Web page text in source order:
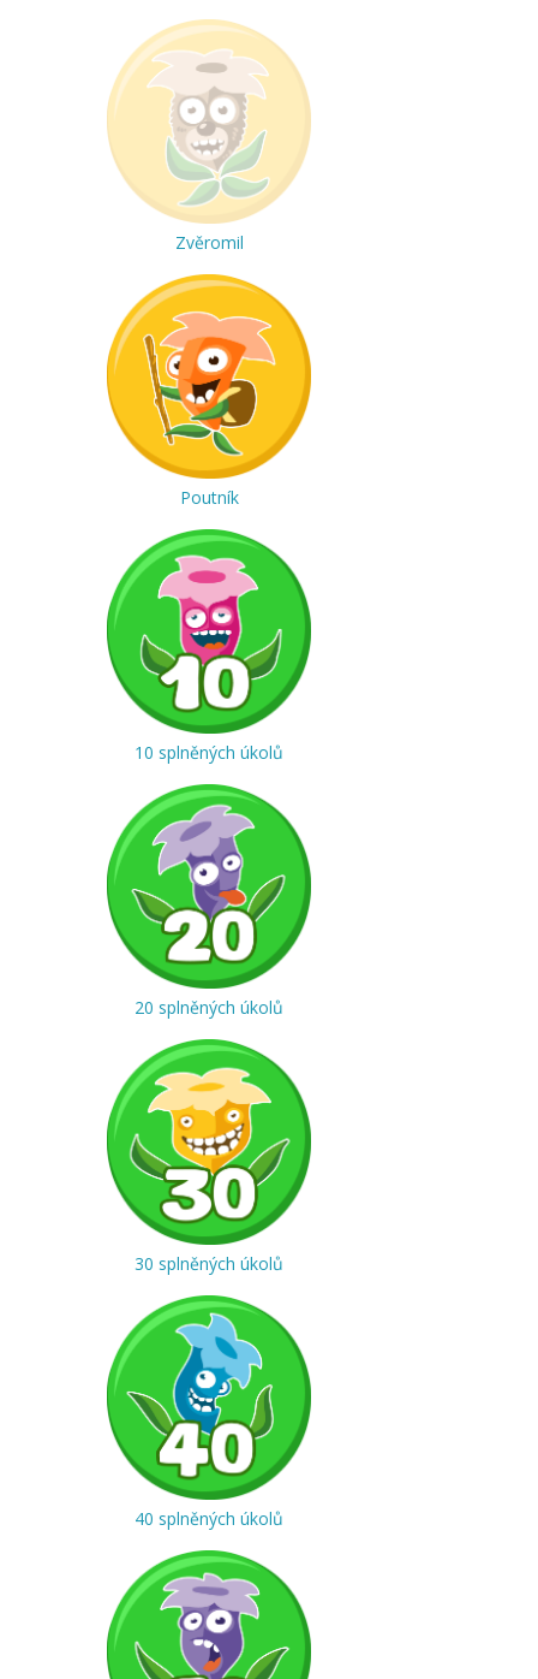
Zvěromil
Poutník
10 splněných úkolů
20 splněných úkolů
30 splněných úkolů
40 splněných úkolů